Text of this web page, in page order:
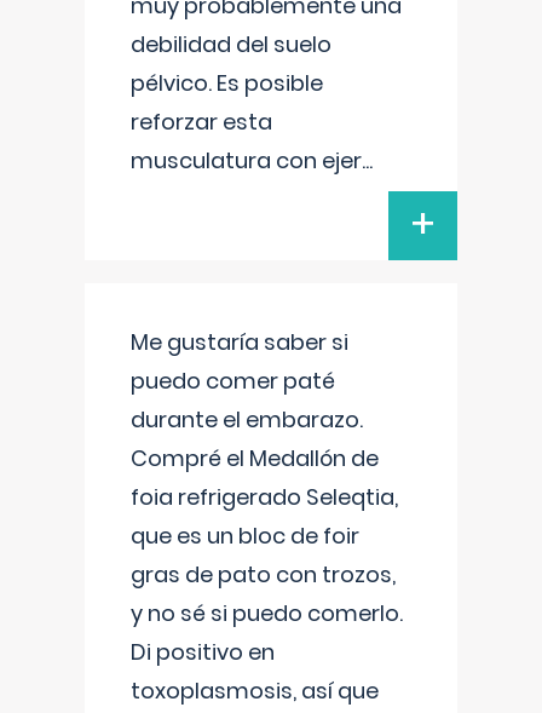
debilidad del suelo
pélvico. Es posible
reforzar esta
musculatura con ejer...
+
Me gustaría saber si
puedo comer paté
durante el embarazo.
Compré el Medallón de
foia refrigerado Seleqtia,
que es un bloc de foir
gras de pato con trozos,
y no sé si puedo comerlo.
Di positivo en
toxoplasmosis, así que